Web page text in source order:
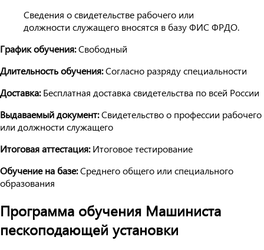
Сведения о свидетельстве рабочего или
должности служащего вносятся в базу ФИС ФРДО.
График обучения:Свободный
Длительность обучения:Согласно разряду специальности
Доставка:Бесплатная доставка свидетельства по всей России
Выдаваемый документ:Свидетельство о профессии рабочего
или должности служащего
Итоговая аттестация:Итоговое тестирование
Обучение на базе:Среднего общего или специального
образования
Программа обучения Машиниста
пескоподающей установки